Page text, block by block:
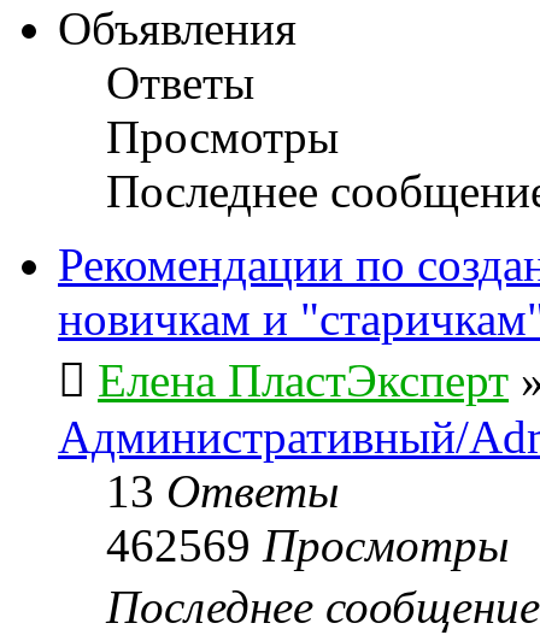
Объявления
Ответы
Просмотры
Последнее
Рекомендации по
новичкам и
Елена ПластЭксперт
Административный/
13 Ответы
462569 Просмотры
Последнее